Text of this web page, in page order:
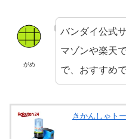
がめ
バンダイ公式
マゾンや楽天
で、おすすめで
きかんしゃト